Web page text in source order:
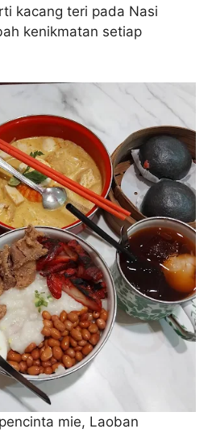
kacang teri pada Nasi
kenikmatan setiap
mie, Laoban